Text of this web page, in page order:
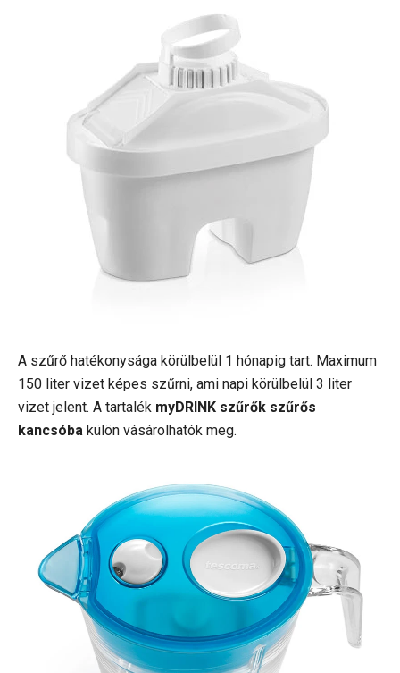
A szűrő hatékonysága körülbelül 1 hónapig tart. Maximum
150 liter vizet képes szűrni, ami napi körülbelül 3 liter
vizet jelent. A tartalék myDRINK szűrők szűrős
kancsóba külön vásárolhatók meg.